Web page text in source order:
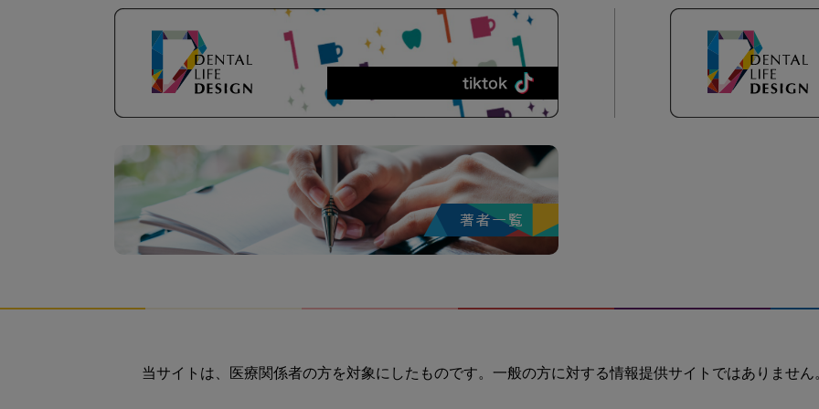
当サイトは、医療関係者の方を対象にしたものです。一般の方に対する情報提供サイトではありません